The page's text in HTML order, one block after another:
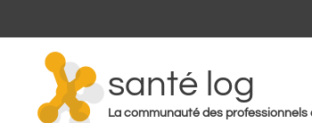
santé log
La communauté des professionnels